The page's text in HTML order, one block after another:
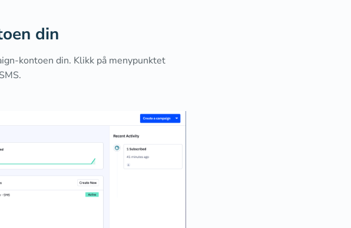
din
kontoen din. Klikk på menypunktet